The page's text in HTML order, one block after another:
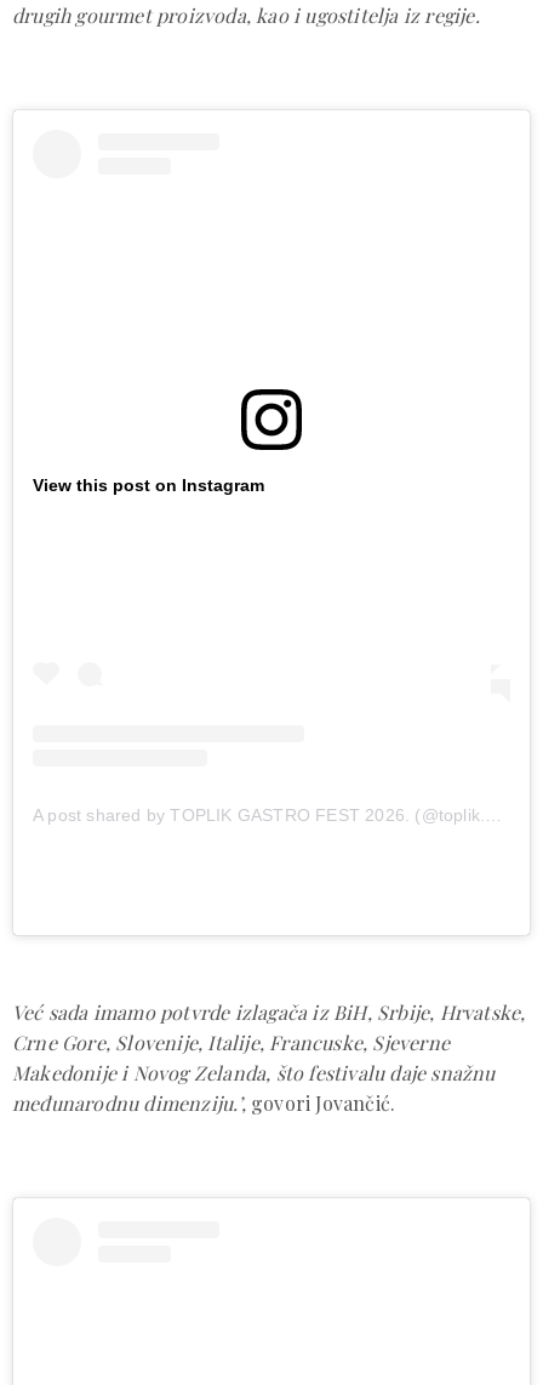
drugih gourmet proizvoda, kao i ugostitelja iz regije.
View this post on Instagram
Već sada imamo potvrde izlagača iz BiH, Srbije, Hrvatske,
Crne Gore, Slovenije, Italije, Francuske, Sjeverne
Makedonije i Novog Zelanda, što festivalu daje snažnu
međunarodnu dimenziju.’,govori Jovančić.